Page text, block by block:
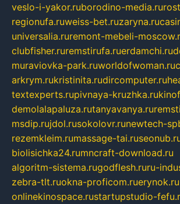
veslo-i-yakor.ruborodino-media.ru
regionufa.ruweiss-bet.ruzaryna.ru
universalia.ruremont-mebeli-
clubfisher.ruremstirufa.ruerdamchi.ru
muraviovka-park.ruworldofwoman.ru
arkrym.rukristinita.rudircomputer.ru
textexperts.rupivnaya-kruzhka.ru
demolalapaluza.rutanyavanya.ru
msdip.rujdol.rusokolovr.runewtech-
rezemkleim.rumassage-tai.ru
biolisichka24.rumncraft-download.ru
algoritm-sistema.rugodflesh.ruru-
zebra-tlt.ruokna-proficom.ruerynok.ru
onlinekinospace.rustartupstudio-